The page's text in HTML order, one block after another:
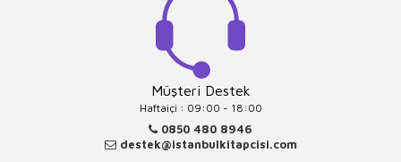
Müşteri Destek
Haftaiçi : 09:00 - 18:00
0850 480 8946
destek@istanbulkitapcisi.com